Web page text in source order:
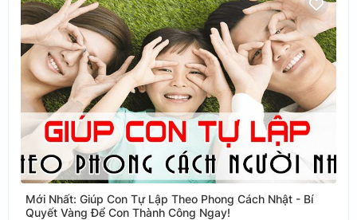
Mới Nhất: Giúp Con Tự Lập Theo Phong Cách Nhật - Bí
Quyết Vàng Để Con Thành Công Ngay!